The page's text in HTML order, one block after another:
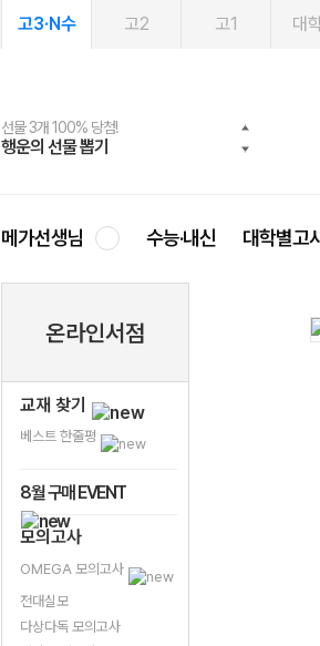
고3·N수 고2 고1 대
선물 3개 100% 당첨!
행운의 선물 뽑기
선물 100% 증정!
메가스터디 X 올리브
여름방학 스터디 캐시백
메가런 썸머스쿨
2027 러셀 단과
강사 공개선발
스마트러닝앱
설문 EVENT
메가패스
3일 무료 체험권
메가패스 수강생 무료혜택!
메가클럽 멤버십
사회공헌 캠페인
희망이룸 메가나눔
메가선생님 수능·내신 대학별고
온라인서점
교재 찾기
베스트 한줄평
8월 구매 EVENT
모의고사
OMEGA 모의고사
전대실모
다상다독 모의고사